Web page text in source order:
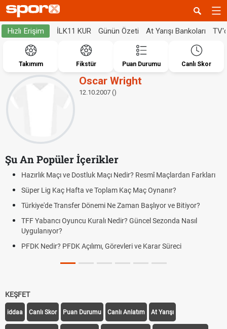
Hızlı Erişim İLK11 KUR Günün Özeti At Yarışı Bankoları
Takımım Fikstür Puan Durumu Canlı Skor
Oscar Wright
12.10.2007 ()
Şu An Popüler İçerikler
Hazırlık Maçı ve Dostluk Maçı Nedir? Resmî Maçlardan Farkları
Süper Lig Kaç Hafta ve Toplam Kaç Maç Oynanır?
Türkiye'de Transfer Dönemi Ne Zaman Başlıyor ve Bitiyor?
TFF Yabancı Oyuncu Kuralı Nedir? Güncel Sezonda Nasıl
Uygulanıyor?
PFDK Nedir? PFDK Açılımı, Görevleri ve Karar Süreci
KEŞFET
iddaa Canlı Skor Puan Durumu Canlı Anlatım At Yarışı